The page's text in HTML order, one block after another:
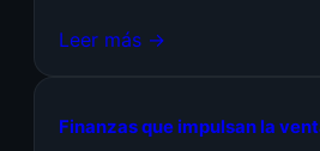
Leer más →
Finanzas que impulsan la